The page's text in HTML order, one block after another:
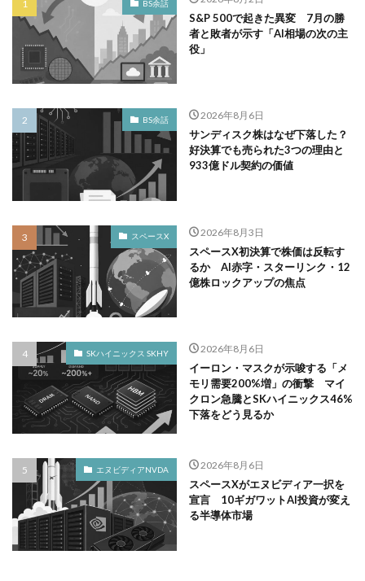
BS余話
S&P 500で起きた異変 7月の勝
者と敗者が示す「AI相場の次の主
役」
BS余話 2026年8月6日
サンディスク株はなぜ下落した？
好決算でも売られた3つの理由と
933億ドル契約の価値
スペースX 2026年8月3日
スペースX初決算で株価は反転す
るか AI赤字・スターリンク・12
億株ロックアップの焦点
SKハイニックス SKHY 2026年8月6日
イーロン・マスクが示唆する「メ
モリ需要200%増」の衝撃 マイ
クロン急騰とSKハイニックス46%
下落をどう見るか
エヌビディアNVDA 2026年8月6日
スペースXがエヌビディア一択を
宣言 10ギガワットAI投資が変え
る半導体市場